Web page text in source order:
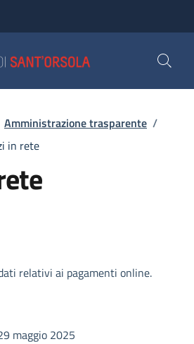
Amministrazione trasparente /
in rete
relativi ai pagamenti online.
maggio 2025